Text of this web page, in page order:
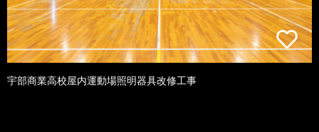
宇部商業高校屋内運動場照明器具改修工事